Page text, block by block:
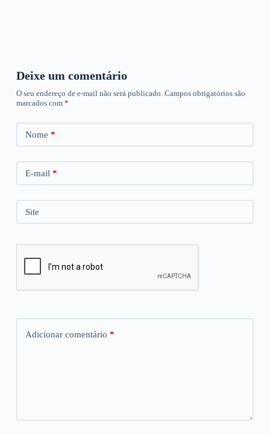
Deixe um comentário
O seu endereço de e-mail não será publicado. Campos obrigatórios são
marcados com *
Nome *
E-mail *
Site
Adicionar comentário *